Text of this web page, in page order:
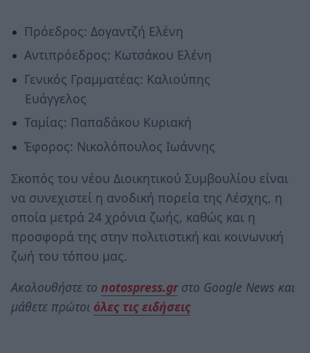
Πρόεδρος: Δογαντζή Ελένη
Αντιπρόεδρος: Κωτσάκου Ελένη
Γενικός Γραμματέας: Καλιούπης
Ευάγγελος
Ταμίας: Παπαδάκου Κυριακή
Έφορος: Νικολόπουλος Ιωάννης
Σκοπός του νέου Διοικητικού Συμβουλίου είναι
να συνεχιστεί η ανοδική πορεία της Λέσχης, η
οποία μετρά 24 χρόνια ζωής, καθώς και η
προσφορά της στην πολιτιστική και κοινωνική
ζωή του τόπου μας.
Ακολουθήστε το notospress.grστο Google News και
μάθετε πρώτοι όλες τις ειδήσεις